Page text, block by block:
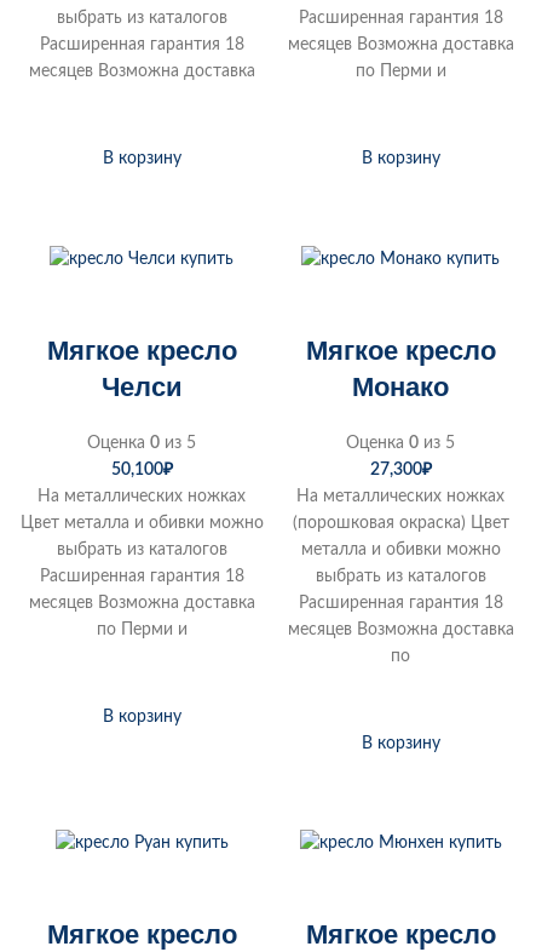
выбрать из каталогов
Расширенная гарантия 18
месяцев Возможна доставка
В корзину
Расширенная гарантия 18
месяцев Возможна доставка
по Перми и
В корзину
Мягкое кресло
Челси
Оценка 0 из 5
50,100₽
На металлических ножках
Цвет металла и обивки можно
выбрать из каталогов
Расширенная гарантия 18
месяцев Возможна доставка
по Перми и
В корзину
Мягкое кресло
Монако
Оценка 0 из 5
27,300₽
На металлических ножках
(порошковая окраска) Цвет
металла и обивки можно
выбрать из каталогов
Расширенная гарантия 18
месяцев Возможна доставка
по
В корзину
Мягкое кресло
Мягкое кресло